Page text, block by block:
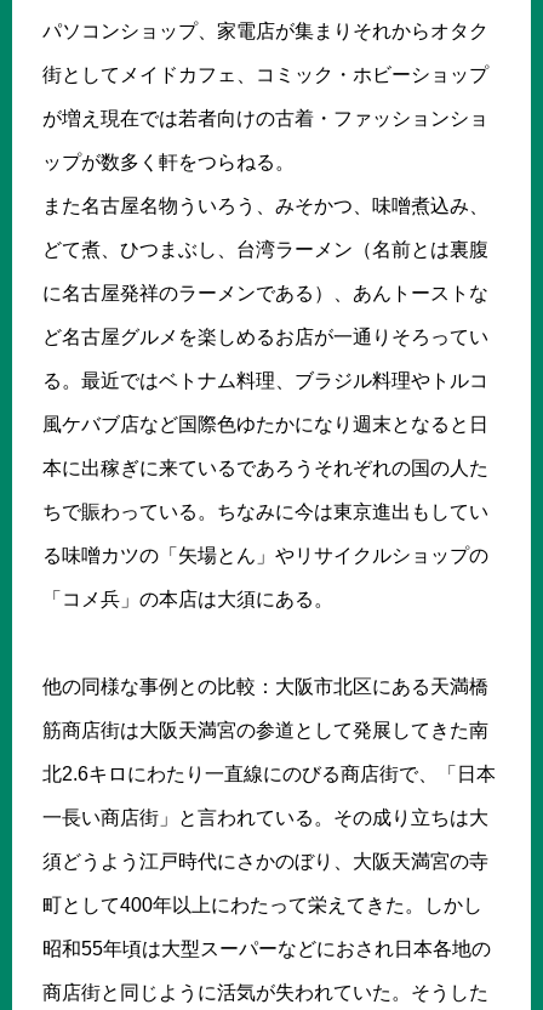
パソコンショップ、家電店が集まりそれからオタク
街としてメイドカフェ、コミック・ホビーショップ
が増え現在では若者向けの古着・ファッションショ
ップが数多く軒をつらねる。
また名古屋名物ういろう、みそかつ、味噌煮込み、
どて煮、ひつまぶし、台湾ラーメン（名前とは裏腹
に名古屋発祥のラーメンである）、あんトーストな
ど名古屋グルメを楽しめるお店が一通りそろってい
る。最近ではベトナム料理、ブラジル料理やトルコ
風ケバブ店など国際色ゆたかになり週末となると日
本に出稼ぎに来ているであろうそれぞれの国の人た
ちで賑わっている。ちなみに今は東京進出もしてい
る味噌カツの「矢場とん」やリサイクルショップの
「コメ兵」の本店は大須にある。
他の同様な事例との比較：大阪市北区にある天満橋
筋商店街は大阪天満宮の参道として発展してきた南
北2.6キロにわたり一直線にのびる商店街で、「日本
一長い商店街」と言われている。その成り立ちは大
須どうよう江戸時代にさかのぼり、大阪天満宮の寺
町として400年以上にわたって栄えてきた。しかし
昭和55年頃は大型スーパーなどにおされ日本各地の
商店街と同じように活気が失われていた。そうした